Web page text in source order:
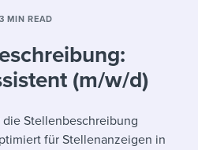
AI in my work
& Guides
jobseeker
Attend webinars & events
3 MIN READ
(m/w/d)
Stellenbeschreibung
für Stellenanzeigen in